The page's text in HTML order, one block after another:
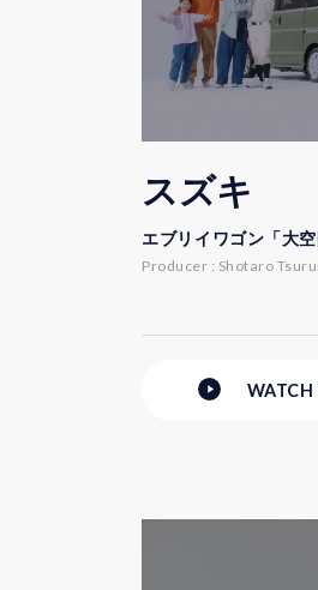
スズキ
エブリイワゴン「大
Producer : Shotaro
WATCH